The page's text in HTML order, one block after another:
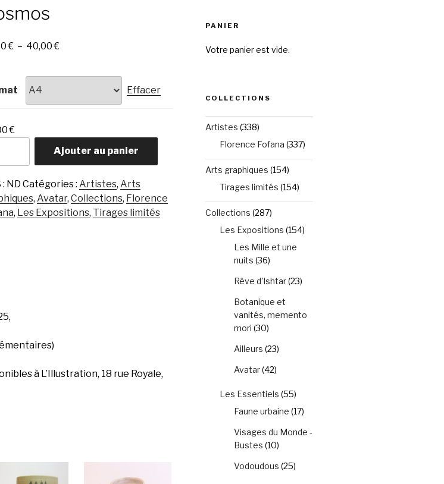
€ – 40,00€Plage
prix :
à
Effacer
€
Ajouter au panier
: ND Catégories : Artistes, Arts
, Avatar, Collections, Florence
, Les Expositions, Tirages limités
à L’Illustration, 18 rue Royale,
PANIER
Votre panier est vide.
COLLECTIONS
Artistes (338)
Florence Fofana (337)
Arts graphiques (154)
Tirages limités (154)
Collections (287)
Les Expositions (154)
Les Mille et une
nuits (36)
Rêve d'Ishtar(23)
Botanique et
vanités, memento
mori (30)
Ailleurs (23)
Avatar(42)
Les Essentiels (55)
Faune urbaine (17)
Visages du Monde -
Bustes (10)
Vodoudous (25)